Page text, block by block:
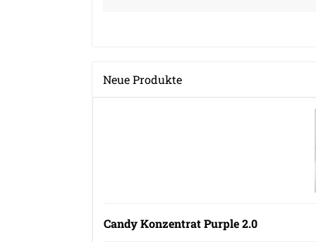
Neue Produkte
Candy Konzentrat Purple 2.0